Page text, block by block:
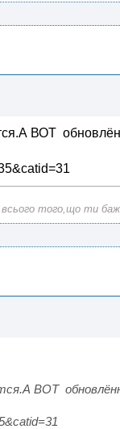
ВОТ
всього того,що ти
ВОТ